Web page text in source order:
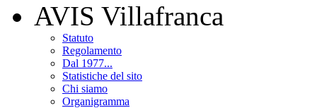
AVIS Villafranca
Statuto
Regolamento
Dal 1977...
Statistiche del sito
Chi siamo
Organigramma